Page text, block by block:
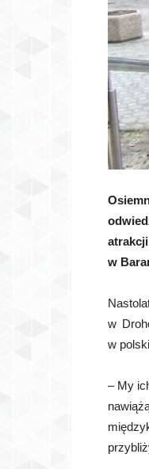
w
w
w
– My